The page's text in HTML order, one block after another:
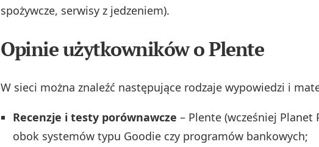
spożywcze, serwisy z jedzeniem).
Opinie użytkowników o Plente
W sieci można znaleźć następujące rodzaje wypowiedzi i
Recenzje i testy porównawcze – Plente (wcześniej Planet
obok systemów typu Goodie czy programów bankowych;